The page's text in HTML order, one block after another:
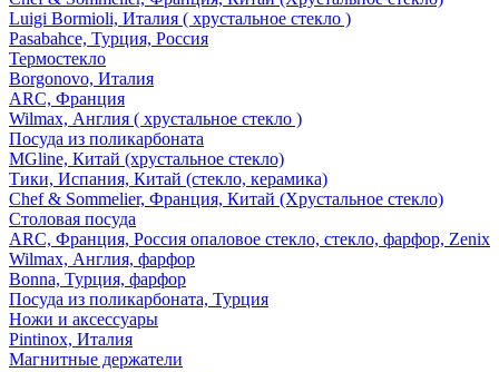
Luigi Bormioli, Италия ( хрустальное стекло )
Pasabahce, Турция, Россия
Термостекло
Borgonovo, Италия
ARC, Франция
Wilmax, Англия ( хрустальное стекло )
Посуда из поликарбоната
MGline, Китай (хрустальное стекло)
Тики, Испания, Китай (стекло, керамика)
Chef & Sommelier, Франция, Китай (Хрустальное стекло)
Столовая посуда
ARC, Франция, Россия опаловое стекло, стекло, фарфор, Zenix
Wilmax, Англия, фарфор
Bonna, Турция, фарфор
Посуда из поликарбоната, Турция
Ножи и аксессуары
Pintinox, Италия
Магнитные держатели